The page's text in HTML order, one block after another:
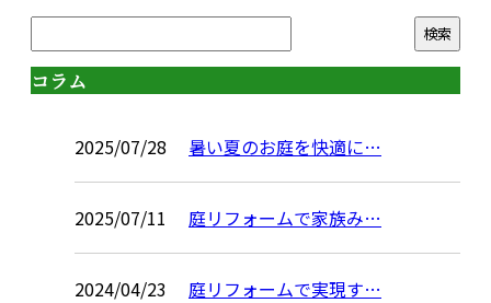
コラム
2025/07/28 暑い夏のお庭を快適に…
2025/07/11 庭リフォームで家族み…
2024/04/23 庭リフォームで実現す…